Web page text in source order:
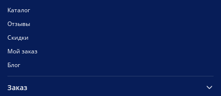
Каталог
Отзывы
Скидки
Мой заказ
Блог
Заказ